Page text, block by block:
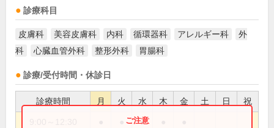
診療科目
皮膚科 美容皮膚科 内科 循環器科 アレルギー科
外
科
心臓血管外科 整形外科 胃腸科
診療/受付時間・休診日
診療時間 月 火 水 木 金 土 日 祝
●